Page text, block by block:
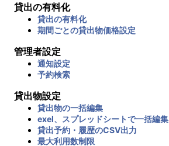
貸出の有料化
貸出の有料化
期間ごとの貸出物価格設定
管理者設定
通知設定
予約検索
貸出物設定
貸出物の一括編集
exel、スプレッドシートで一括編集
貸出予約・履歴のCSV出力
最大利用数制限